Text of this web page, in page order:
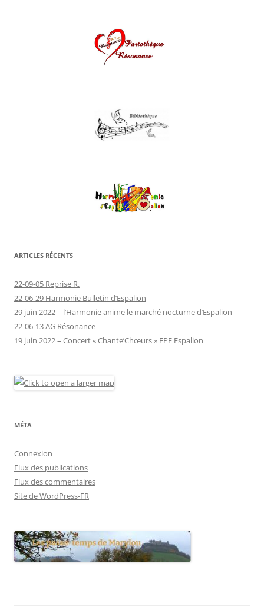
ARTICLES RÉCENTS
22-09-05 Reprise R.
22-06-29 Harmonie Bulletin d’Espalion
29 juin 2022 – l’Harmonie anime le marché nocturne d’Espalion
22-06-13 AG Résonance
19 juin 2022 – Concert « Chante’Chœurs » EPE Espalion
MÉTA
Connexion
Flux des publications
Flux des commentaires
Site de WordPress-FR